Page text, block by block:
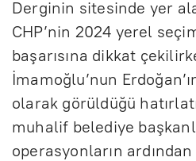
Derginin sitesinde yer
CHP’nin 2024 yerel
başarısına dikkat
İmamoğlu’nun
olarak görüldüğü
muhalif belediye
operasyonların